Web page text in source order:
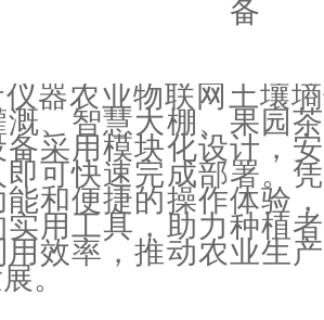
器农业物联网土壤
、智慧大棚、果园
采用模块化设计，
可快速完成部署。
能和便捷的操作体验
用工具，助力种植
用效率，推动农业生
。